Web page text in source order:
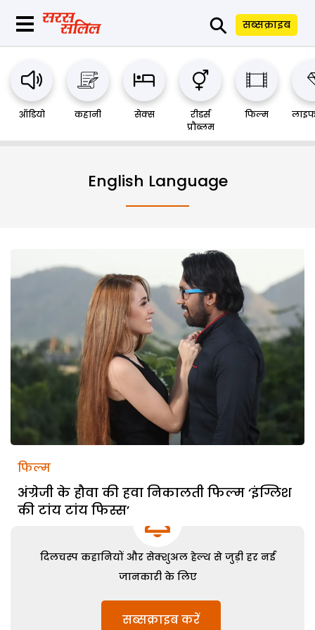
⚲ सब्सक्राइब
ऑडियो कहानी सेक्स
रीडर्स
प्रौब्लम
फिल्म
English Language
फिल्म
अंग्रेजी के हौवा की हवा निकालती फिल्म ‘इंग्लिश
की टांय टांय फिस्स’
दिलचस्प कहानियों और सेक्शुअल हेल्थ से जुड़ी हर नई
जानकारी के लिए
सब्सक्राइब करें